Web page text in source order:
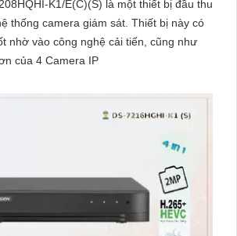
K1/E(C)(S) là một thiết bị đầu thu
camera giám sát. Thiết bị này có
nhờ vào công nghệ cải tiến, cũng như
của 4 Camera IP